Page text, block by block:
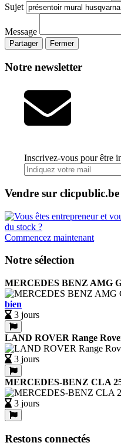
Sujet
Message
Partager Fermer
Notre newsletter
Inscrivez-vous pour être
Vendre sur clicpublic.be
Commencez maintenant
Notre sélection
MERCEDES BENZ AMG
bien
3 jours
LAND ROVER Range
3 jours
MERCEDES-BENZ CLA
3 jours
Restons connectés